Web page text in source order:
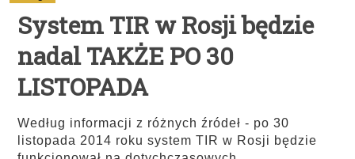
System TIR w Rosji będzie
nadal TAKŻE PO 30
LISTOPADA
Według informacji z różnych źródeł - po 30
listopada 2014 roku system TIR w Rosji będzie